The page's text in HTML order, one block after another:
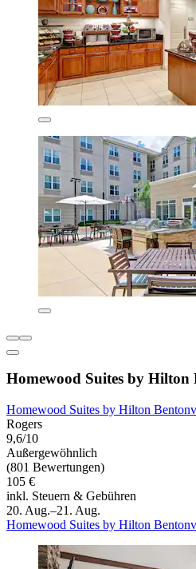
Homewood Suites by Hilton
Homewood Suites by Hilton
Rogers
9,6/10
Außergewöhnlich
(801 Bewertungen)
105 €
inkl. Steuern & Gebühren
20. Aug.–21. Aug.
Homewood Suites by Hilton